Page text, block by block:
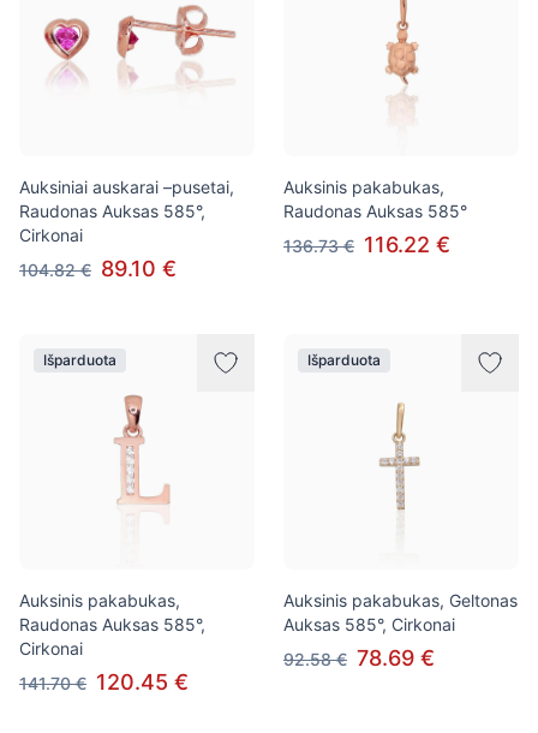
Auksiniai auskarai –pusetai,
Raudonas Auksas 585°,
Cirkonai
104.82 € 89.10 €
Auksinis pakabukas,
Raudonas Auksas 585°
136.73 € 116.22 €
Išparduota
Auksinis pakabukas,
Raudonas Auksas 585°,
Cirkonai
141.70 € 120.45 €
Išparduota
Auksinis pakabukas, Geltonas
Auksas 585°, Cirkonai
92.58 € 78.69 €